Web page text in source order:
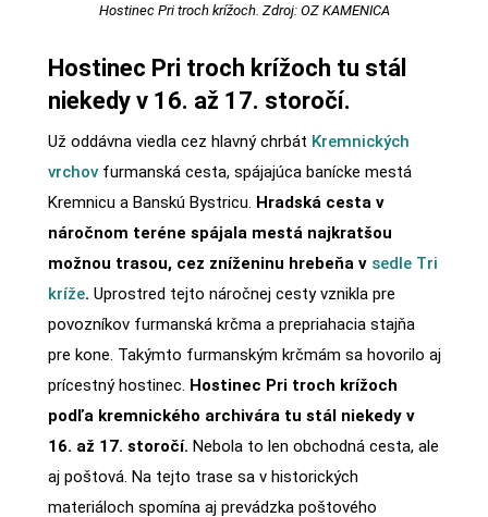
Hostinec Pri troch krížoch. Zdroj: OZ KAMENICA
Hostinec Pri troch krížoch tu stál
niekedy v 16. až 17. storočí.
Už oddávna viedla cez hlavný chrbát Kremnických
vrchovfurmanská cesta, spájajúca banícke mestá
Kremnicu a Banskú Bystricu. Hradská cesta v
náročnom teréne spájala mestá najkratšou
možnou trasou, cez zníženinu hrebeňa v sedle Tri
kríže. Uprostred tejto náročnej cesty vznikla pre
povozníkov furmanská krčma a prepriahacia stajňa
pre kone. Takýmto furmanským krčmám sa hovorilo aj
prícestný hostinec. Hostinec Pri troch krížoch
podľa kremnického archivára tu stál niekedy v
16. až 17. storočí. Nebola to len obchodná cesta, ale
aj poštová. Na tejto trase sa v historických
materiáloch spomína aj prevádzka poštového